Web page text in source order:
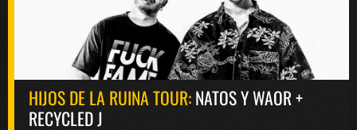
HIJOS DE LA RUINA TOUR:NATOS Y WAOR +
RECYCLED J